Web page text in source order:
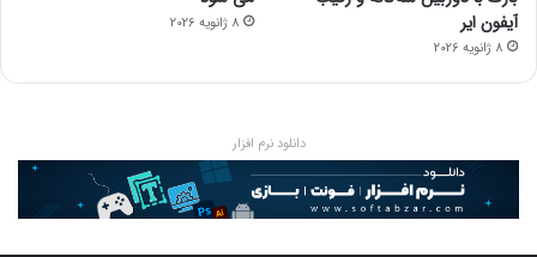
آیفون ایر
8 ژانویه 2026
8 ژانویه 2026
دانلود نرم افزار